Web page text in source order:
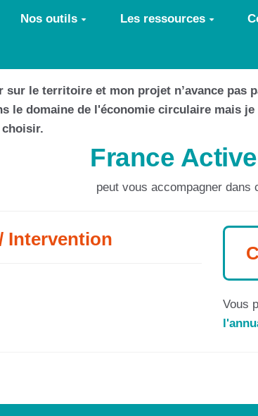
Nos outils Les ressources
sur le territoire et mon projet n’avance pas
le domaine de l'économie circulaire mais
France
peut vous accompagner dans
Intervention
Vous